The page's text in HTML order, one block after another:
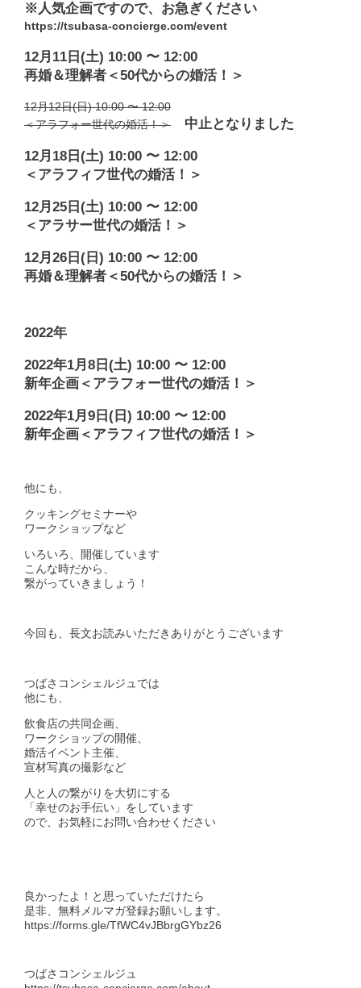
※人気企画ですので、お急ぎください
https://tsubasa-concierge.com/event
12月11日(土) 10:00 〜 12:00
再婚＆理解者＜50代からの婚活！＞
12月12日(日) 10:00 〜 12:00
＜アラフォー世代の婚活！＞ 中止となりました
12月18日(土) 10:00 〜 12:00
＜アラフィフ世代の婚活！＞
12月25日(土) 10:00 〜 12:00
＜アラサー世代の婚活！＞
12月26日(日) 10:00 〜 12:00
再婚＆理解者＜50代からの婚活！＞
2022年
2022年1月8日(土) 10:00 〜 12:00
新年企画＜アラフォー世代の婚活！＞
2022年1月9日(日) 10:00 〜 12:00
新年企画＜アラフィフ世代の婚活！＞
他にも、
クッキングセミナーや
ワークショップなど
いろいろ、開催しています
こんな時だから、
繋がっていきましょう！
今回も、長文お読みいただきありがとうございます
つばさコンシェルジュでは
他にも、
飲食店の共同企画、
ワークショップの開催、
婚活イベント主催、
宣材写真の撮影など
人と人の繋がりを大切にする
「幸せのお手伝い」をしています
ので、お気軽にお問い合わせください
良かったよ！と思っていただけたら
是非、無料メルマガ登録お願いします。
https://forms.gle/TfWC4vJBbrgGYbz26
つばさコンシェルジュ